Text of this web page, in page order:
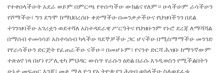
የተቀበላችሁት አደራ ወይም በምርጫ የተሰጣችሁ ውክልና የለም። ሁላችሁም ራሳችሁን
የሾማችሁ፣ ግን ደግሞ ከማህበረሰቡ ቀድማችሁ በመንቃታችሁና የህዝባችንን በደል
ተገንዝባችሁ አገሪቷን ወደተሻለ አስተዳደራዊ ሥርዓትና የህዝቡንም የኑሮ ደረጃ ለማሻሻል
በማሰብ ተመሳሳይ አስተሳሰብ ካላችሁ ጓደኞቻችሁ ጋር ሆናችሁ በሚስማማችሁ መንገድ
የየራሳችሁን ድርጅት የፈጠራችሁ ናችሁ። በመሆኑም፣ የናንተ ድርሻ ሕዝቡ ከማንኛውም
ተጽዕኖ ነጻ በሆነ የፖሊቲካ ምህዳር ውስጥ የራሱን ዕድል በራሱ እንዲወስን የሚችልበትን
ሁኔታ መፍጠር እንጂ፣ መቶ ሚሊዮን የኢትዮጵያን ሕዛብ ወክላችሁ ስለወደፊቱ